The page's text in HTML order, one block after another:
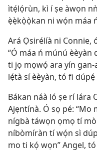
ìtẹ́lọ́rùn, kì í ṣe àwọn
ẹ̀ẹ̀kọ̀ọ̀kan ni wọ́n máa
Ará Ọsirélíà ni Connie,
“Ó máa ń múnú
ti jọ mọwọ́ ara yín
lẹ́tà sí èèyàn, tó fi
Bákan náà ló ṣe rí lára
Ajẹntínà. Ó sọ pé: “Mo
nígbà táwọn ọmọ tí
níbòmíràn tí wọ́n sì
mo ti kọ́ wọn” Angel,